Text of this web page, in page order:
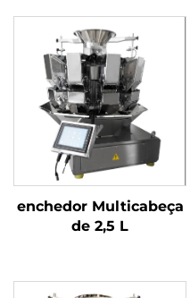
enchedor Multicabeça
de 2,5 L